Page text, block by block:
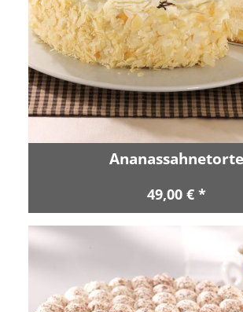
Ananassahnetorte
49,00 € *